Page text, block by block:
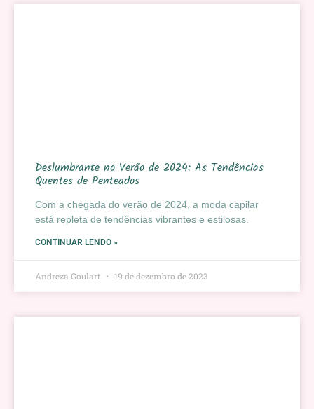
Deslumbrante no Verão de 2024: As Tendências
Quentes de Penteados
Com a chegada do verão de 2024, a moda capilar
está repleta de tendências vibrantes e estilosas.
CONTINUAR LENDO »
Andreza Goulart 19 de dezembro de 2023